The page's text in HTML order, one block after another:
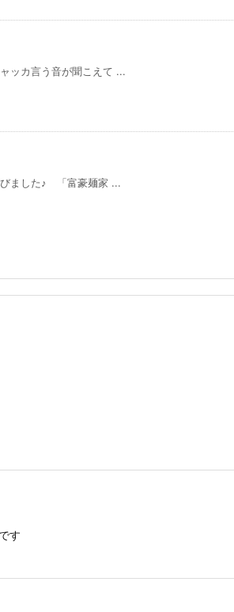
ッカ言う音が聞こえて ...
びました♪ 「富豪麺家 ...
す